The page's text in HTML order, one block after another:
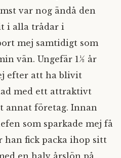
var nog ändå den
i alla trådar i
mej samtidigt som
vän. Ungefär 1½ år
efter att ha blivit
med ett attraktivt
annat företag. Innan
som sparkade mej få
han fick packa ihop sitt
en halv årslön på